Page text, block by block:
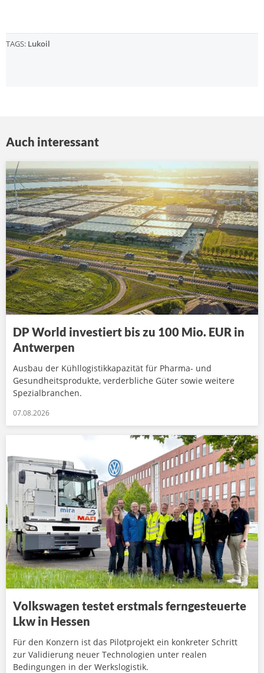
TAGS: Lukoil
Auch interessant
DP World investiert bis zu 100 Mio. EUR in
Antwerpen
Ausbau der Kühllogistikkapazität für Pharma- und
Gesundheitsprodukte, verderbliche Güter sowie weitere
Spezialbranchen.
07.08.2026
Volkswagen testet erstmals ferngesteuerte
Lkw in Hessen
Für den Konzern ist das Pilotprojekt ein konkreter Schritt
zur Validierung neuer Technologien unter realen
Bedingungen in der Werkslogistik.